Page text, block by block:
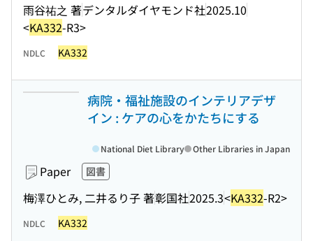
雨谷祐之 著デンタルダイヤモンド社2025.10
<KA332-R3>
NDLC KA332
病院・福祉施設のインテリアデザ
イン : ケアの心をかたちにする
Paper 図書
梅澤ひとみ, 二井るり子 著彰国社2025.3<KA332-R2>
National Diet Library Other Libraries in Japan
NDLC KA332